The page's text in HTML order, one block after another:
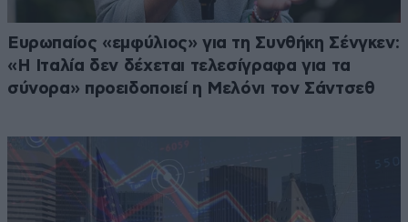
Ευρωπαίος «εμφύλιος» για τη Συνθήκη Σένγκεν:
«Η Ιταλία δεν δέχεται τελεσίγραφα για τα
σύνορα» προειδοποιεί η Μελόνι τον Σάντσεθ